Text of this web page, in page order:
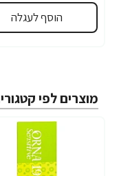
הוסף לעגלה
מוצרים לפי